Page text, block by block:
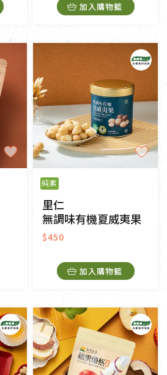
加入購物籃
純素
里仁
無調味有機夏威夷果
$450
加入購物籃